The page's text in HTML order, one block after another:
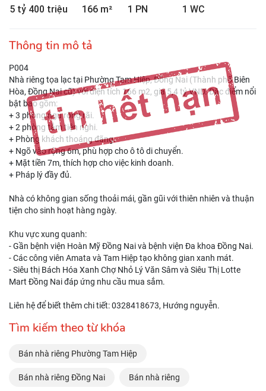
5 tỷ 400 triệu 166 m² 1 PN 1 WC
Thông tin mô tả
P004
Nhà riêng tọa lạc tại Phường Tam Hiệp, Đồng Nai (Thành phố Biên
Hòa, Đồng Nai cũ) với diện tích 166 m2, giá 5,4 tỷ VND. Đặc điểm nổi
bật bao gồm:
+ 3 phòng ngủ rộng rãi.
+ 2 phòng tắm tiện nghi.
+ Phòng khách thoáng đãng.
+ Ngõ vào rộng 6m, phù hợp cho ô tô di chuyển.
+ Mặt tiền 7m, thích hợp cho việc kinh doanh.
+ Pháp lý đầy đủ.
Nhà có không gian sống thoải mái, gần gũi với thiên nhiên và thuận
tiện cho sinh hoạt hàng ngày.
Khu vực xung quanh:
- Gần bệnh viện Hoàn Mỹ Đồng Nai và bệnh viện Đa khoa Đồng Nai.
- Các công viên Amata và Tam Hiệp tạo không gian xanh mát.
- Siêu thị Bách Hóa Xanh Chợ Nhỏ Lý Văn Sâm và Siêu Thị Lotte
Mart Đồng Nai đáp ứng nhu cầu mua sắm.
Liên hệ để biết thêm chi tiết: 0328418673, Hướng nguyễn.
Tìm kiếm theo từ khóa
Bán nhà riêng Phường Tam Hiệp
Bán nhà riêng Đồng Nai Bán nhà riêng